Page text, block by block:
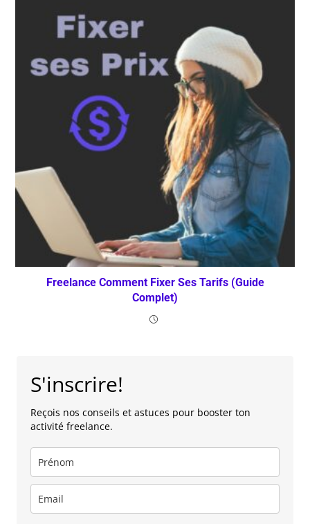
Freelance Comment Fixer Ses Tarifs (Guide
Complet)
S'inscrire!
Reçois nos conseils et astuces pour booster ton
activité freelance.